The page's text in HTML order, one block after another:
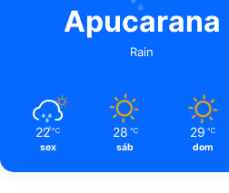
Apucarana
Rain
22 ℃
sex
28 ℃
sáb
29 ℃
dom